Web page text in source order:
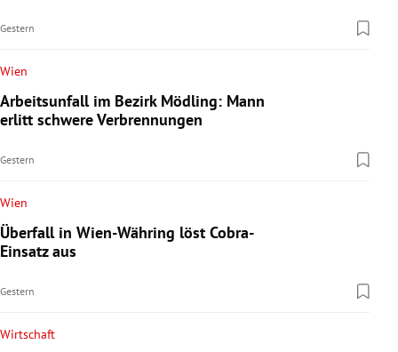
Gestern
Wien
Arbeitsunfall im Bezirk Mödling: Mann
erlitt schwere Verbrennungen
Gestern
Wien
Überfall in Wien-Währing löst Cobra-
Einsatz aus
Gestern
Wirtschaft